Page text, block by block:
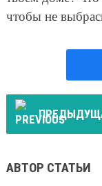
чтобы не
АВТОР СТАТЬИ